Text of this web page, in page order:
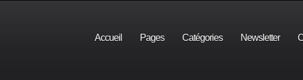
Accueil Pages Catégories Newsletter